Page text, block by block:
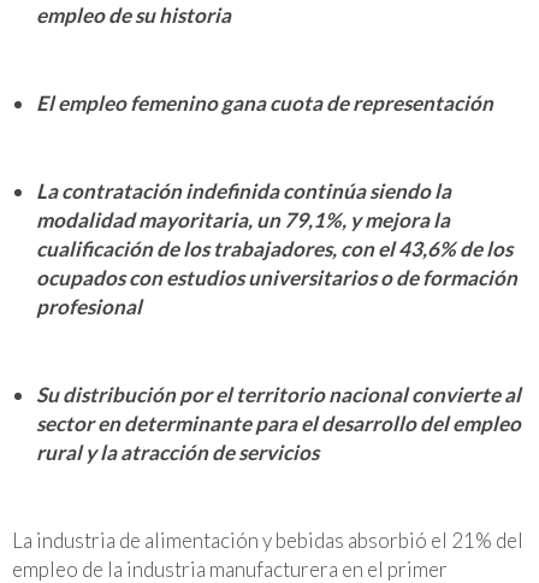
empleo de su historia
El empleo femenino gana cuota de representación
La contratación indefinida continúa siendo la
modalidad mayoritaria, un 79,1%, y mejora la
cualificación de los trabajadores, con el 43,6% de los
ocupados con estudios universitarios o de formación
profesional
Su distribución por el territorio nacional convierte al
sector en determinante para el desarrollo del empleo
rural y la atracción de servicios
La industria de alimentación y bebidas absorbió el 21% del
empleo de la industria manufacturera en el primer